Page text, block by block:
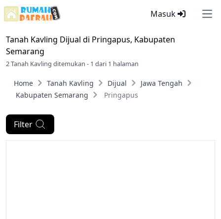
Masuk
Tanah Kavling Dijual di Pringapus, Kabupaten
Semarang
2 Tanah Kavling ditemukan - 1 dari 1 halaman
Home Tanah Kavling Dijual
Jawa Tengah
Kabupaten Semarang
Pringapus
Filter